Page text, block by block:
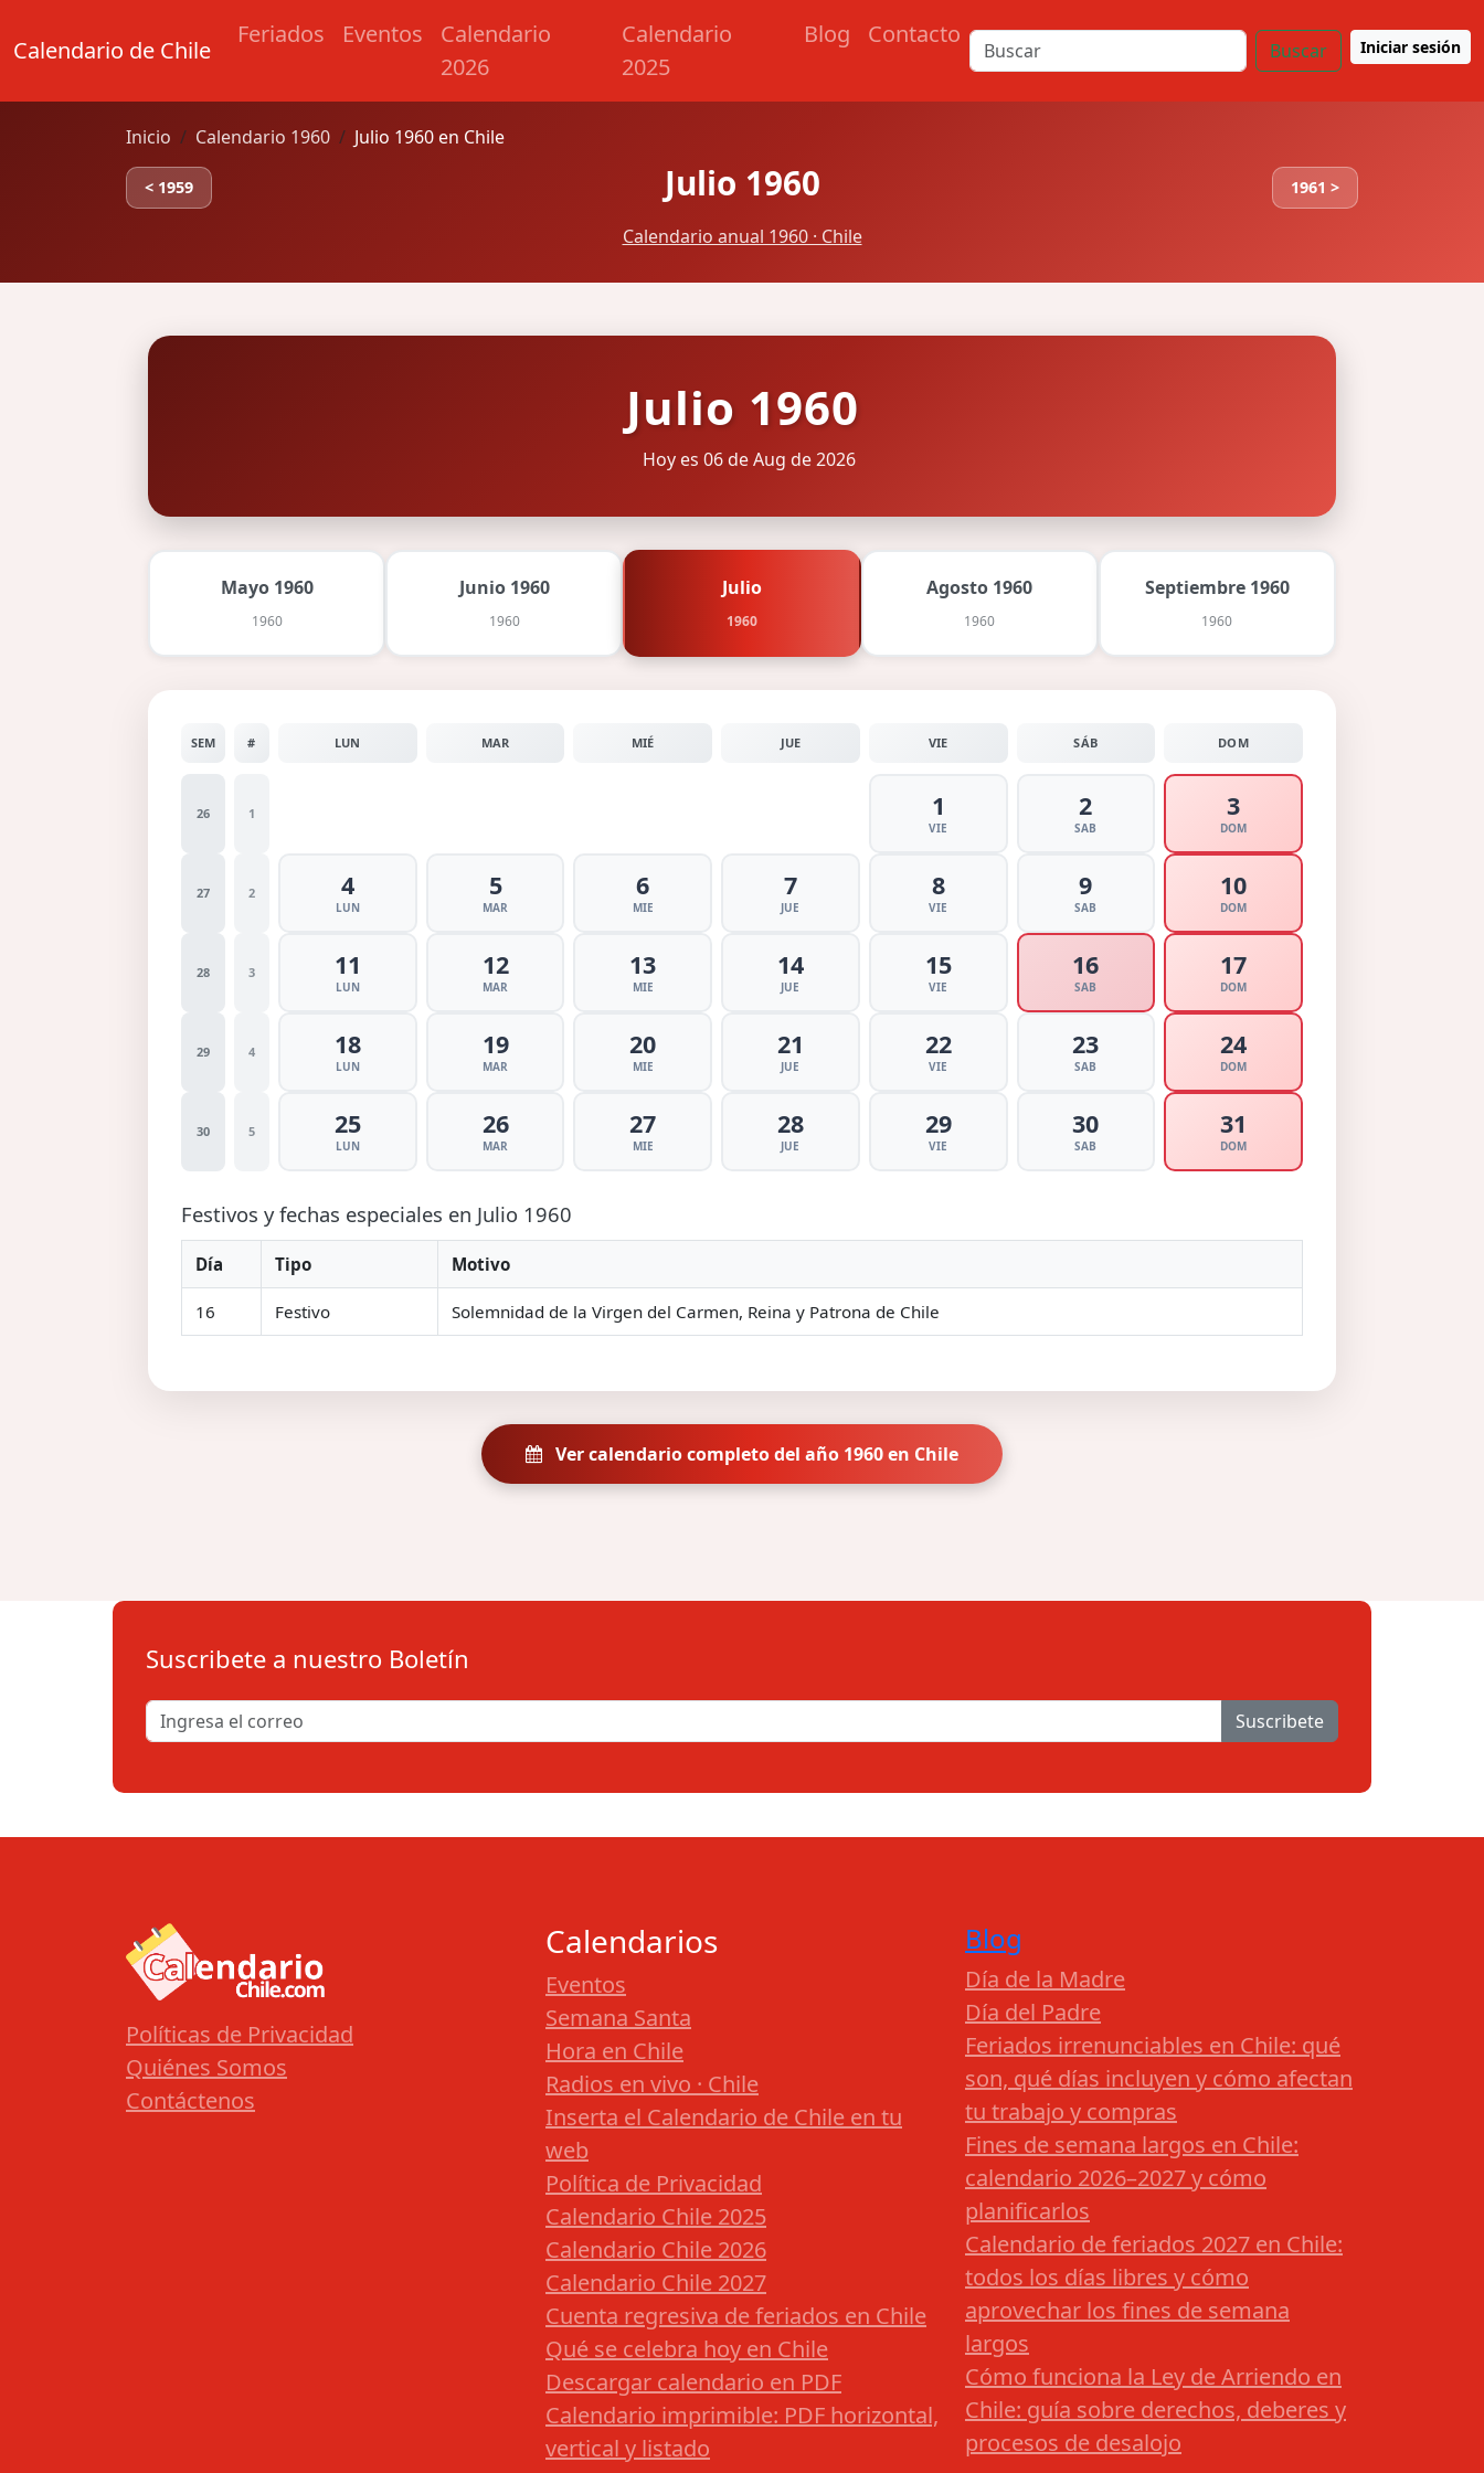
Calendario de Chile
Feriados Eventos
Calendario
2026
Calendario
2025
Blog Contacto
Buscar Iniciar sesión
Inicio Calendario 1960 Julio 1960 en Chile
< 1959 Julio 1960 1961 >
Calendario anual 1960 · Chile
Julio 1960
Hoy es 06 de Aug de 2026
Mayo 1960
1960
Junio 1960
1960
Julio
1960
Agosto 1960
1960
Septiembre 1960
1960
SEM # LUN MAR MIÉ JUE VIE SÁB DOM
26 1 1
VIE
2
SAB
3
DOM
27 2 4
LUN
5
MAR
6
MIE
7
JUE
8
VIE
9
SAB
10
DOM
28 3 11
LUN
12
MAR
13
MIE
14
JUE
15
VIE
16
SAB
17
DOM
29 4 18
LUN
19
MAR
20
MIE
21
JUE
22
VIE
23
SAB
24
DOM
30 5 25
LUN
26
MAR
27
MIE
28
JUE
29
VIE
30
SAB
31
DOM
Festivos y fechas especiales en Julio 1960
Día Tipo Motivo
16 Festivo Solemnidad de la Virgen del Carmen, Reina y Patrona de Chile
Ver calendario completo del año 1960 en Chile
Suscribete a nuestro Boletín
Suscribete
Políticas de Privacidad
Quiénes Somos
Contáctenos
Calendarios
Eventos
Semana Santa
Hora en Chile
Radios en vivo · Chile
Inserta el Calendario de Chile en tu
web
Política de Privacidad
Calendario Chile 2025
Calendario Chile 2026
Calendario Chile 2027
Cuenta regresiva de feriados en Chile
Qué se celebra hoy en Chile
Descargar calendario en PDF
Calendario imprimible: PDF horizontal,
vertical y listado
Blog
Día de la Madre
Día del Padre
Feriados irrenunciables en Chile: qué
son, qué días incluyen y cómo afectan
tu trabajo y compras
Fines de semana largos en Chile:
calendario 2026–2027 y cómo
planificarlos
Calendario de feriados 2027 en Chile:
todos los días libres y cómo
aprovechar los fines de semana
largos
Cómo funciona la Ley de Arriendo en
Chile: guía sobre derechos, deberes y
procesos de desalojo